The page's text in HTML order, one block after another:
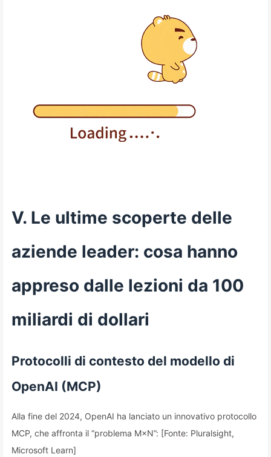
V. Le ultime scoperte delle
aziende leader: cosa hanno
appreso dalle lezioni da 100
miliardi di dollari
Protocolli di contesto del modello di
OpenAI (MCP)
Alla fine del 2024, OpenAI ha lanciato un innovativo protocollo
MCP, che affronta il “problema M×N”: [Fonte: Pluralsight,
Microsoft Learn]